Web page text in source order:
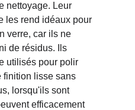
nettoyage. Leur
les rend idéaux pour
verre, car ils ne
de résidus. Ils
utilisés pour polir
finition lisse sans
lorsqu'ils sont
efficacement